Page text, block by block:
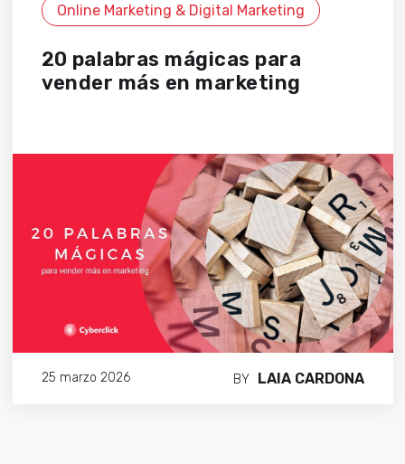
Online Marketing & Digital Marketing
20 palabras mágicas para
vender más en marketing
25 marzo 2026 BY LAIA CARDONA